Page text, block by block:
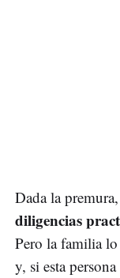
Dada la
diligencias
Pero la familia lo
y, si esta persona